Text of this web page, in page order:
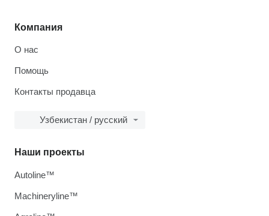
Компания
О нас
Помощь
Контакты продавца
Узбекистан / русский
Наши проекты
Autoline™
Machineryline™